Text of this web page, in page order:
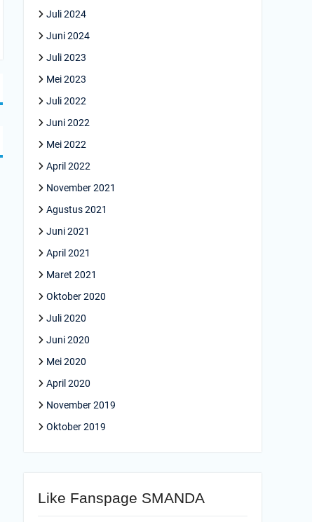
Juli 2024
Juni 2024
Juli 2023
Mei 2023
Juli 2022
Juni 2022
Mei 2022
April 2022
November 2021
Agustus 2021
Juni 2021
April 2021
Maret 2021
Oktober 2020
Juli 2020
Juni 2020
Mei 2020
April 2020
November 2019
Oktober 2019
Like Fanspage SMANDA